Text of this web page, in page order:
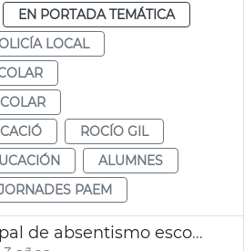
EN PORTADA TEMÁTICA
LOCAL
ROCÍO GIL
ALUMNES
PAEM
Oficina municipal de absentismo escolar